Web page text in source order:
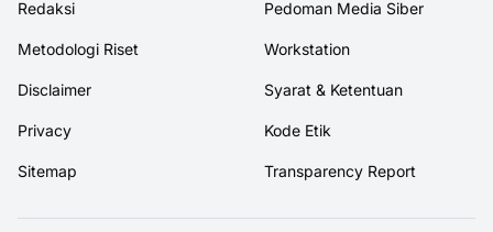
Redaksi Pedoman Media Siber
Metodologi Riset Workstation
Disclaimer Syarat & Ketentuan
Privacy Kode Etik
Sitemap Transparency Report